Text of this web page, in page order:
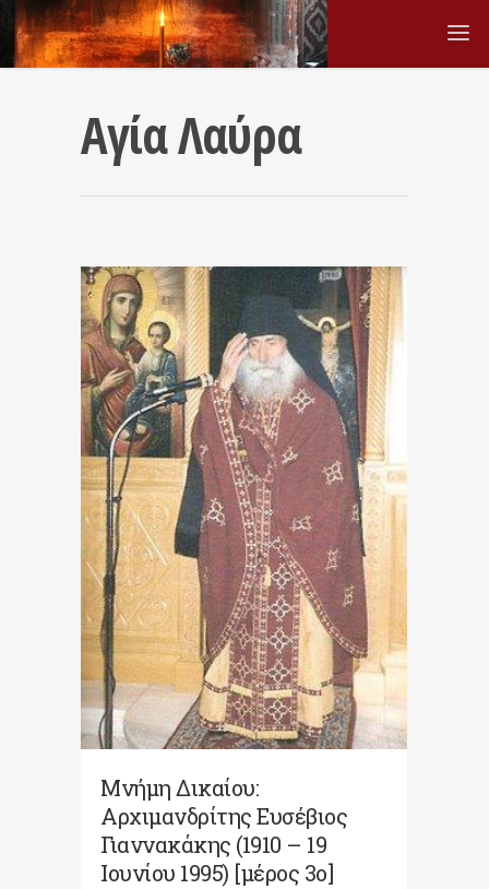
Αγία Λαύρα
Μνήμη Δικαίου:
Αρχιμανδρίτης Ευσέβιος
Γιαννακάκης (1910 – 19
Ιουνίου 1995) [μέρος 3ο]